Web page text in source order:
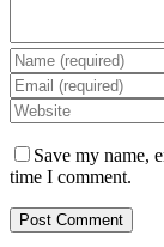
Save my name,
time I comment.